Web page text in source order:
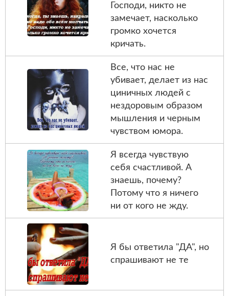
Господи, никто не
замечает, насколько
громко хочется
кричать.
Все, что нас не
убивает, делает из нас
циничных людей с
нездоровым образом
мышления и черным
чувством юмора.
Я всегда чувствую
себя счастливой. А
знаешь, почему?
Потому что я ничего
ни от кого не жду.
Я бы ответила "ДА", но
спрашивают не те